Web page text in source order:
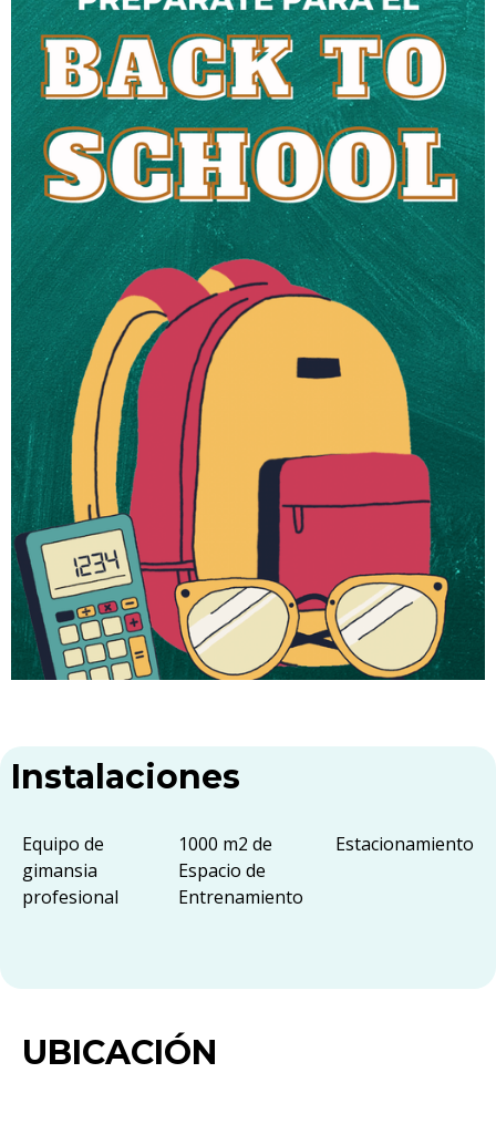
Instalaciones
Equipo de
gimansia
profesional
1000 m2 de
Espacio de
Entrenamiento
Estacionamiento
UBICACIÓN